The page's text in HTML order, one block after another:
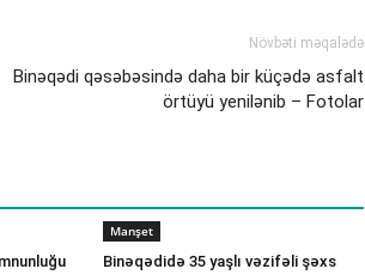
Növbəti məqalədə
Binəqədi qəsəbəsində daha bir küçədə asfalt
örtüyü yenilənib – Fotolar
Manşet
Binəqədidə 35 yaşlı vəzifəli şəxs